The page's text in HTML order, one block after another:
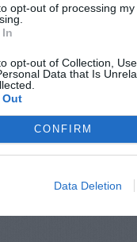
opt-out of processing
opt-out of Collection,
Data that Is
CONFIRM
Data Deletion